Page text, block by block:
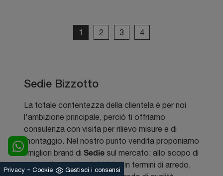
1 2 3 4
Sedie Bizzotto
La totale contentezza della clientela è per noi
l'ambizione principale, perciò ti offriamo
consulenza con visita per rilievo misure e di
montaggio. Nel nostro punto vendita proponiamo
i migliori brand di Sedie sul mercato: allo scopo di
concretizzare i tuoi desideri in termini di arredo,
Privacy - Cookie Gestisci i consensi